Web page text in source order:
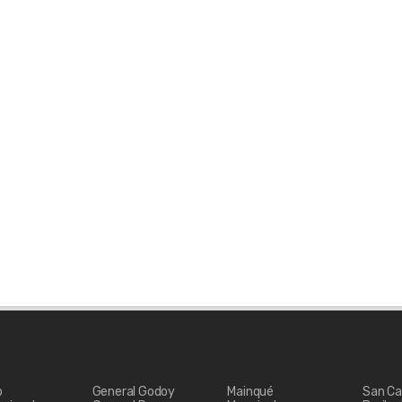
y pernocte.
General Godoy
Mainqué
San